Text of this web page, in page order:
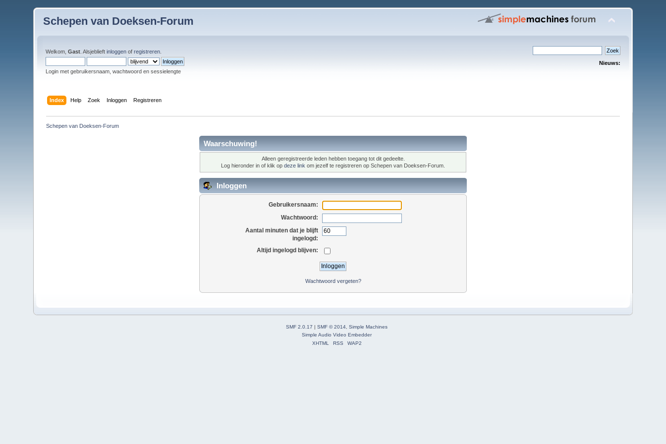
Schepen van Doeksen-Forum
Welkom,Gast . Alsjeblieftinloggen ofregistreren
Login met gebruikersnaam, wachtwoord en sessielengte
Nieuws:
Index Help Zoek Inloggen Registreren
Schepen van Doeksen-Forum
Waarschuwing!
Alleen geregistreerde leden hebben toegang tot dit gedeelte.
Log hieronder in of klik op deze link om jezelf te registreren op Schepen van Doeksen-Forum.
Inloggen
Gebruikersnaam:
Wachtwoord:
Aantal minuten dat je blijft
ingelogd:
Altijd ingelogd blijven:
Wachtwoord vergeten?
SMF 2.0.17 | SMF © 2014 Simple Machines
Simple Audio Video Embedder
XHTML
RSS WAP2